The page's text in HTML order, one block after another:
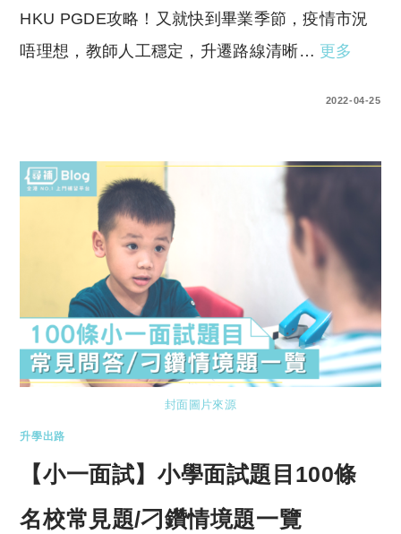
HKU PGDE攻略！又就快到畢業季節，疫情市況
唔理想，教師人工穩定，升遷路線清晰… 更多
2022-04-25
封面圖片來源
升學出路
【小一面試】小學面試題目100條
名校常見題/刁鑽情境題一覽